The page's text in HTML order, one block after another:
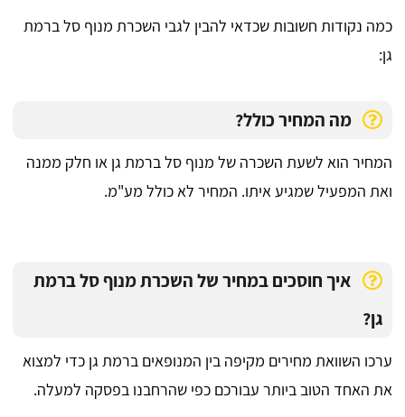
כמה נקודות חשובות שכדאי להבין לגבי השכרת מנוף סל ברמת
גן:
מה המחיר כולל?
המחיר הוא לשעת השכרה של מנוף סל ברמת גן או חלק ממנה
ואת המפעיל שמגיע איתו. המחיר לא כולל מע"מ.
איך חוסכים במחיר של השכרת מנוף סל ברמת
גן?
ערכו השוואת מחירים מקיפה בין המנופאים ברמת גן כדי למצוא
את האחד הטוב ביותר עבורכם כפי שהרחבנו בפסקה למעלה.